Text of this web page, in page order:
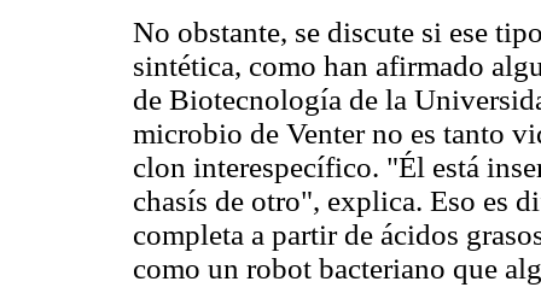
No obstante, se discute si ese
sintética, como han afirmado
de Biotecnología de la
microbio de Venter no es tanto
clon interespecífico. "Él está
chasís de otro", explica. Eso es
completa a partir de ácidos
como un robot bacteriano que